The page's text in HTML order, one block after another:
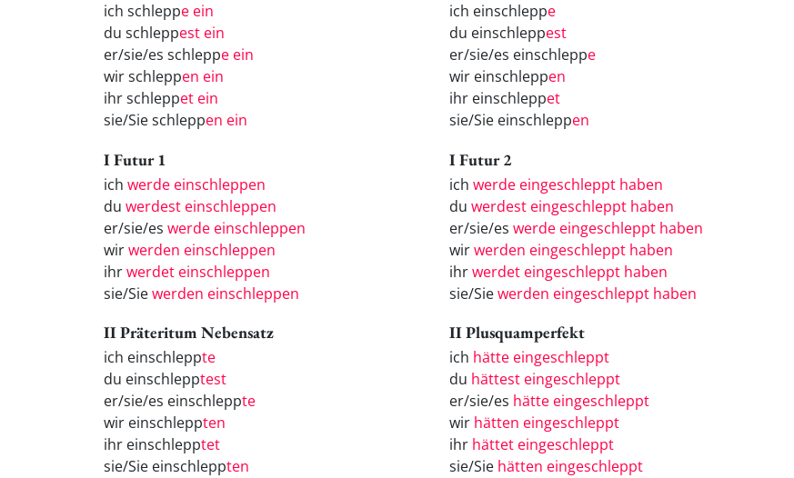
ich schleppe ein
du schleppest ein
er/sie/es schleppe ein
wir schleppen ein
ihr schleppet ein
sie/Sie schleppen ein
ich einschleppe
du einschleppest
er/sie/es einschleppe
wir einschleppen
ihr einschleppet
sie/Sie einschleppen
I Futur 1
ich werde einschleppen
du werdest einschleppen
er/sie/es werde einschleppen
wirwerden einschleppen
ihrwerdet einschleppen
sie/Siewerden einschleppen
I Futur 2
ich werde eingeschleppt haben
du werdest eingeschleppt haben
er/sie/es werde eingeschleppt haben
wirwerden eingeschleppt haben
ihrwerdet eingeschleppt haben
sie/Siewerden eingeschleppt haben
II Präteritum Nebensatz
ich einschleppte
du einschlepptest
er/sie/es einschleppte
wir einschleppten
ihr einschlepptet
sie/Sie einschleppten
II Plusquamperfekt
ich hätte eingeschleppt
du hättest eingeschleppt
er/sie/es hätte eingeschleppt
wir hätten eingeschleppt
ihr hättet eingeschleppt
sie/Sie hätten eingeschleppt